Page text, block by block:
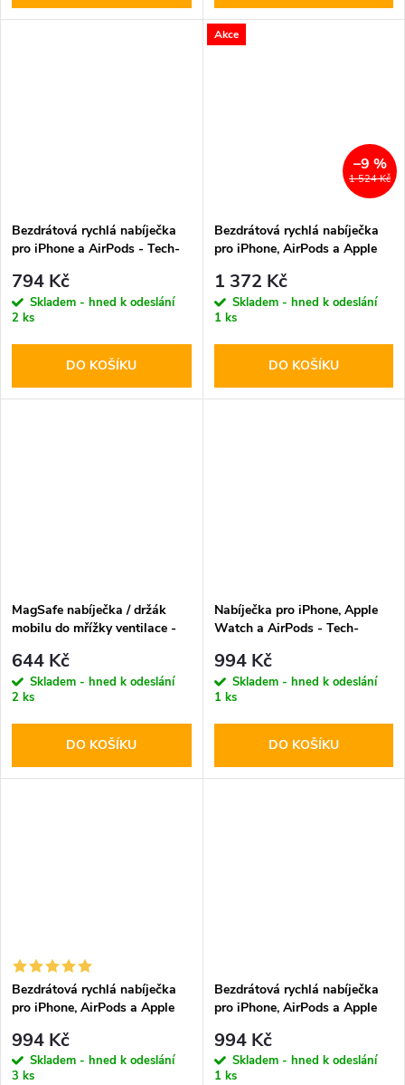
Bezdrátová rychlá nabíječka
pro iPhone a AirPods - Tech-
Wireless Charger Black
794 Kč
Skladem - hned k odeslání
2 ks
DO KOŠÍKU
Akce
1 524 Kč
–9 %
Bezdrátová rychlá nabíječka
pro iPhone, AirPods a Apple
Wireless Charger White
1 372 Kč
Skladem - hned k odeslání
1 ks
DO KOŠÍKU
MagSafe nabíječka / držák
mobilu do mřížky ventilace -
644 Kč
Skladem - hned k odeslání
2 ks
DO KOŠÍKU
Nabíječka pro iPhone, Apple
Watch a AirPods - Tech-
Wireless Charger White
994 Kč
Skladem - hned k odeslání
1 ks
DO KOŠÍKU
Bezdrátová rychlá nabíječka
pro iPhone, AirPods a Apple
MagSafe Wireless Charger
White
994 Kč
Skladem - hned k odeslání
3 ks
Bezdrátová rychlá nabíječka
pro iPhone, AirPods a Apple
MagSafe Wireless Charger
Black
994 Kč
Skladem - hned k odeslání
1 ks